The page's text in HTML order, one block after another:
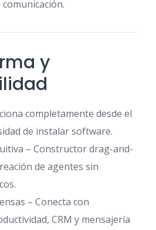
y
completamente desde el
de instalar software.
– Constructor drag-and-
de agentes sin
– Conecta con
CRM y mensajería